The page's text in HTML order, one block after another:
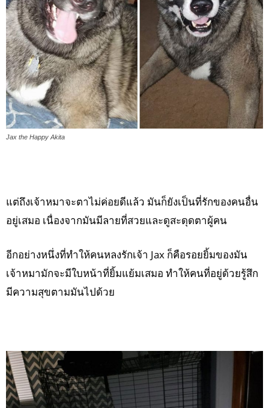
Jax the Happy Akita
แต่ถึงเจ้าหมาจะตาไม่ค่อยดีแล้ว มันก็ยังเป็นที่รักของคนอื่น
อยู่เสมอ เนื่องจากมันมีลายที่สวยและดูสะดุดตาผู้คน
อีกอย่างหนึ่งที่ทำให้คนหลงรักเจ้า Jax ก็คือรอยยิ้มของมัน
เจ้าหมามักจะมีใบหน้าที่ยิ้มแย้มเสมอ ทำให้คนที่อยู่ด้วยรู้สึก
มีความสุขตามมันไปด้วย